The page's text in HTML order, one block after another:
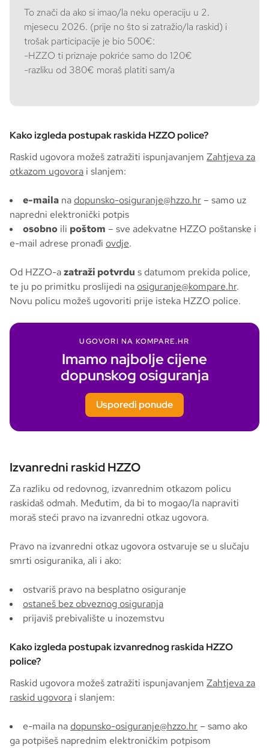
To znači da ako si imao/la neku operaciju u 2.
mjesecu 2026. (prije no što si zatražio/la raskid) i
trošak participacije je bio 500€:
-HZZO ti priznaje pokriće samo do 120€
-razliku od 380€ moraš platiti sam/a
Kako izgleda postupak raskida HZZO police?
Raskid ugovora možeš zatražiti ispunjavanjem Zahtjeva za
otkazom ugovora i slanjem:
e-maila na dopunsko-osiguranje@hzzo.hr – samo uz
napredni elektronički potpis
osobno ili poštom – sve adekvatne HZZO poštanske i
e-mail adrese pronađi ovdje.
Od HZZO-azatraži potvrdu s datumom prekida police,
te ju po primitku proslijedi na osiguranje@kompare.hr.
Novu policu možeš ugovoriti prije isteka HZZO police.
UGOVORI NA KOMPARE.HR
Imamo najbolje cijene
dopunskog osiguranja
Usporedi ponude
Izvanredni raskid HZZO
Za razliku od redovnog, izvanrednim otkazom policu
raskidaš odmah. Međutim, da bi to mogao/la napraviti
moraš steći pravo na izvanredni otkaz ugovora.
Pravo na izvanredni otkaz ugovora ostvaruje se u slučaju
smrti osiguranika, ali i ako:
ostvariš pravo na besplatno osiguranje
ostaneš bez obveznog osiguranja
prijaviš prebivalište u inozemstvu
Kako izgleda postupak izvanrednog raskida HZZO
police?
Raskid ugovora možeš zatražiti ispunjavanjem Zahtjeva za
raskid ugovora i slanjem:
e-maila na dopunsko-osiguranje@hzzo.hr – samo ako
ga potpišeš naprednim elektroničkim potpisom